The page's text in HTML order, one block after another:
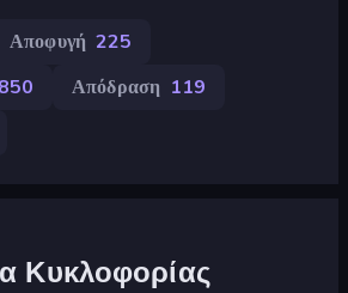
Αποφυγή 225
850 Απόδραση 119
Κυκλοφορίας